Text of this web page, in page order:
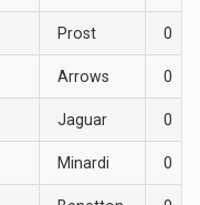
Prost 0
Arrows 0
Jaguar 0
Minardi 0